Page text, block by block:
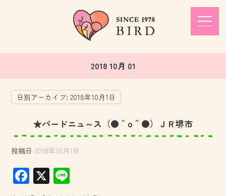
2018 10月 01
日別アーカイブ:2018年10月1日
★バードニュ～ス（●＾o＾●）ＪＲ堺市
投稿日 2018年10月1日
F X